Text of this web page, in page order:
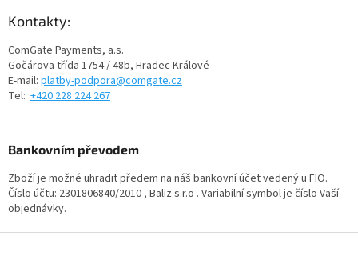
Kontakty:
ComGate Payments, a.s.
Gočárova třída 1754 / 48b, Hradec Králové
E-mail: platby-podpora@comgate.cz
Tel: +420 228 224 267
Bankovním převodem
Zboží je možné uhradit předem na náš bankovní účet vedený u FIO.
Číslo účtu: 2301806840/2010 , Baliz s.r.o . Variabilní symbol je číslo Vaší
objednávky.